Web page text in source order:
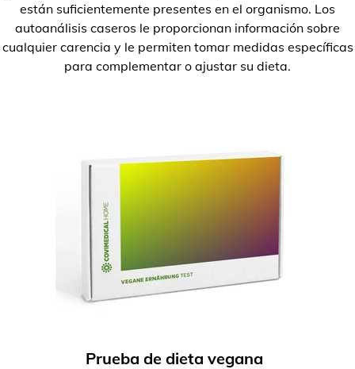
están suficientemente presentes en el organismo. Los
autoanálisis caseros le proporcionan información sobre
cualquier carencia y le permiten tomar medidas específicas
para complementar o ajustar su dieta.
Prueba de dieta vegana